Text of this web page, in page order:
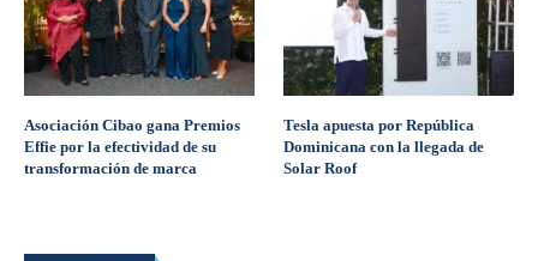
Asociación Cibao gana Premios
Effie por la efectividad de su
transformación de marca
Tesla apuesta por República
Dominicana con la llegada de
Solar Roof